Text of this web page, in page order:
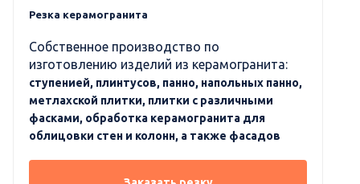
Резка керамогранита
Собственное производство по
изготовлению изделий из керамогранита:
ступенией, плинтусов, панно, напольных панно,
метлахской плитки, плитки с различными
фасками, обработка керамогранита для
облицовки стен и колонн, а также фасадов